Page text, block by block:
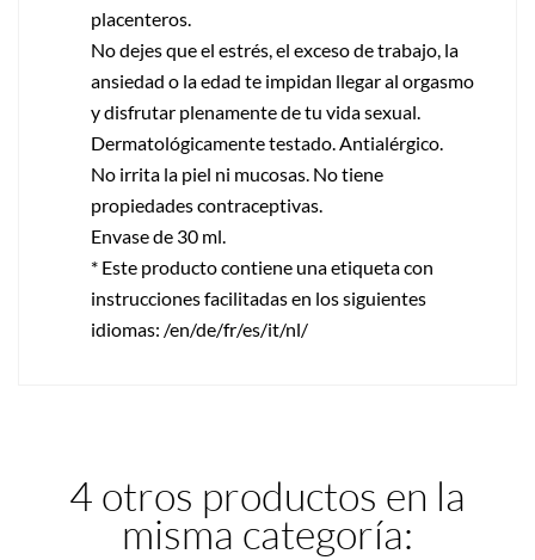
placenteros.
No dejes que el estrés, el exceso de trabajo, la
ansiedad o la edad te impidan llegar al orgasmo
y disfrutar plenamente de tu vida sexual.
Dermatológicamente testado. Antialérgico.
No irrita la piel ni mucosas. No tiene
propiedades contraceptivas.
Envase de 30 ml.
* Este producto contiene una etiqueta con
instrucciones facilitadas en los siguientes
idiomas: /en/de/fr/es/it/nl/
4 otros productos en la
misma categoría: